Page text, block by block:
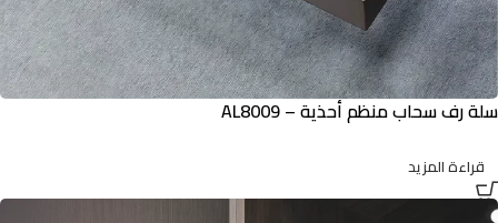
سلة رف سحاب منظم أحذية – AL8009
قراءة المزيد